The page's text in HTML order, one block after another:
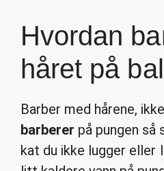
Hvordan
håret på
Barber med hårene,
barberer på pungen så
kat du ikke lugger eller